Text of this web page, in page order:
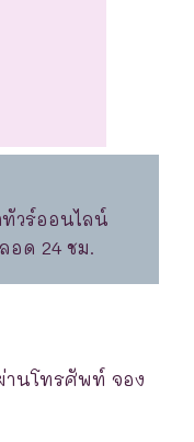
วร์ออนไลน์
อด 24 ชม.
านโทรศัพท์ จอง